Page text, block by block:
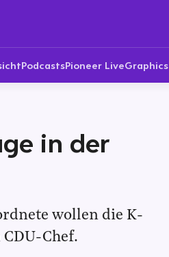
PodcastsPioneer LiveGraphics
in der
wollen die K-
Chef.